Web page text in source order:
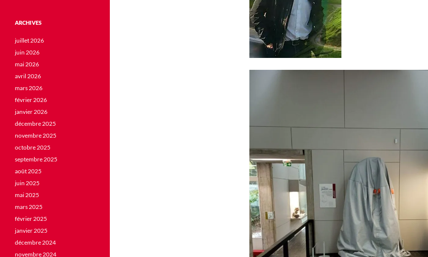
ARCHIVES
juillet 2026
juin 2026
mai 2026
avril 2026
mars 2026
février 2026
janvier 2026
décembre 2025
novembre 2025
octobre 2025
septembre 2025
août 2025
juin 2025
mai 2025
mars 2025
février 2025
janvier 2025
décembre 2024
novembre 2024